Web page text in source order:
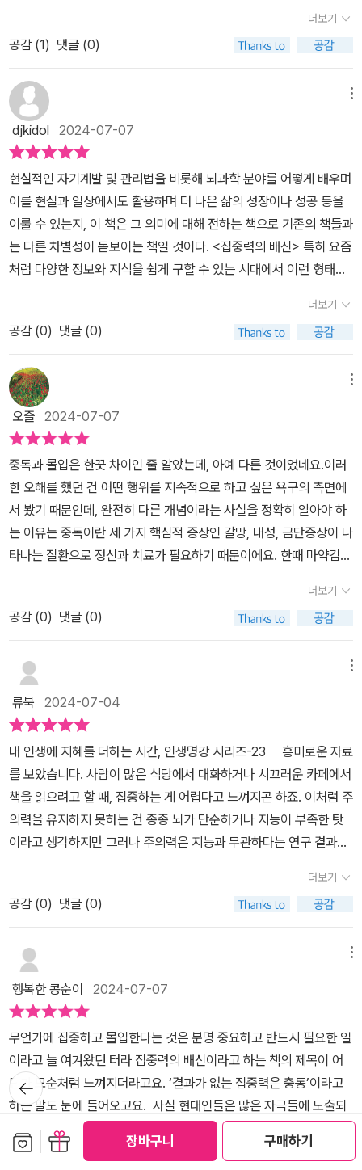
장바구니 구매하기
른 방향으로 가는 것일까? 그렇지 않다. 실패란 다음 단계로 가기 위
해 잠깐 멈추거나 시도를 반복하는 목표 달성 과정의 하나로 봐야 한
다.중독은 여행의 끝을 의미하지만,몰입은 여정의 시작이다.
이해를 돕고 있다.책에서는 이렇듯 집중력을 방해하는 요소로서 앞에
서도 언급했던 중독에 대해 좀더 깊이있게 파고들고 이때 이것이 어
느 정도의 수준에 이르렀을 때 병으로 생각할 수 있는지, 중독과 관련
한 감정적 내지는 정신적인 문제 등도 함께 언급해서 최종적으로 최
상의 몰입 상태를 통한 자기 절제력을 기르는 것은 물론 주체적인 삶
으로 나아가는 방법에 대해 이야기 한다.단순히 집중력에 대한 이야
기를 읽을 수 있는 책이라 생각한 것과는 차원이 다른 접근법의 이야
기라 흥미로웠던 책이였다.- 출판사에서 도서를 제공받아 본인의 주
관적인 견해에 의하여 리뷰를 작성했습니다.
는 '능동적 집중력'에 대해 되짚어 보려고 한다. 과몰입 주치의로 일하
면서 다양한 연구와 임상사례를 경험한 저자가 제시하는 솔루션을 이
해둘 것을 권하고 싶다.스마트폰이 대중화되면서 이런 현상은 점점
더 심해졌고, 소위 '도둑맞은 집중력'이 사회문제로까지 지적되기도
한다. 그렇다면 중독과 몰입은 어떻게 같고, 또 어떻게 다를까? 중독
과 몰입은 공통적으로 어떤 한 가지 행위를 지속적으로 하고 싶은 욕
구를 의미한다. 하지만 중독에는 특정 물질로 사용하고 싶은 강한 욕
구 혹은 의지가 포함되며 사용자가 이 물질에 대한 통제를 어려워한
다는 특징이 있다. 또한 특정 물질을 사용함으로써 유해한 결과가 따
라온다는 사실을 자각함에도 불구하고 끊어내지 못하고 어느 순간부
터는 강한 충동에 휩싸여 지속적으로 사용한다는 점이 몰입과는 구분
단하고 원하는 곳에 자신의 모든 정신을 집중하는 일이다. (p. 18~1
9)저자가 '도둑맞은 집중력'을 읽었는지는 모르겠으나, '도둑맞은 집
중력'이라는 책은 저널리스트인 저자가 본인이 핸드폰과 인터넷에 중
독된것이 아닌가 그래서 집중력을 도둑맞은 것이 아닌가 하는 의구심
을 풀어나가는 과정을 담고 있는 책으로 개인적 문제와 해결책 보다
는 사회시스템적 개선을 촉구하는 결말로 마무리하고 있는 책이다. <
집중력의 배신>의 저자는 아마도 '도둑 맞은 집중력'에서 '집중력'이
라는 그리고 '중독'이라는 단어를 잘못 쓰고 있는 것을(혹은 너무 가볍
게 사용하고 있는 것을) 지적하고 싶었던 것 같다. 하지만 '도둑맞은
집중력'을 쓴 저자는 전문가가 아닌 저널리스트이고 <집중력의 배신
>의 저자는 의사이고 연구자이니 그 개념을 아는 수준은 다를 수밖에
없다. 여하튼, 우리가 평소에 쉽게 사용하는 단어 중 하나인 '중독'이
되었지만, 앞서 말한 것처럼 중독은 대체로 부정적인 의미를 내포하
를 중독이라고 부르지는 않는다. 전통적으로 중독을 진단할 때는 다
(...) 두번째는 내성이다. (...) 마지막 세번째는 금단증상 이다. (p. 21,
22, 23)중독자가 중독적으로 보이는 모습도 굉장히 집중하고 있어
보인다. 하지만 우리는 집중력과 중독을 연결지어 생각하지 않는다.
몰입의 한 가지 특성인 집중력에 대해서는 긍정적으로만 바라보고는
한다. 예를 들어 게임을 오랫동안 하고 있는 아이에게는 게임에 중독
됐다고 말하고 공부를 책읽기를 한참 하고 있는 아이에게는 집중력이
좋다고 말한다. 하지만 이게 맞는 표현일까? 저자는 아니라고 단언한
다.좋아하는 일을 오래 하는 것은 집중력과는 무관하다. 오히려 싫어
하는 것을 지속할 수 있는 능력, 복잡한 것을 해결하기 위해 오랫동안
가 머릿속에 들어왔을 때 빠르게 계산할 수 있는 능력을 집중력이라
고 이야기한다. 요즘 말로는 쉽게 멀티태스킹이라고도 바꿔 말할 수
도 있겠다. (p. 32)게임좋아하는 아이가 게임을 오래 하고 책읽기 좋
아하는 아이가 책읽기를 오래 하는 것은 집중력과는 무관하다는 소리
다. 집중력에 대해서는 이해가 가는데, 멀티태스킹에 대해서는 잘 이
해가 가지 않았다. 동시다발적으로 여러가지 일을 하는 것을 멀티태
스킹이라고 하는 줄 알았는데, 그래서 한가지에 집중하지 못하는 것
을 좋은 말로 멀티태스킹에 능하다로 말하는 줄 알았는데, 집중력이
멀티태스킹이라니... 중독, 집중력, 멀티태스킹 등 이 책을 읽는동안
대 정신과 교수인 저자가 기존의 중독과 몰입이 단지 나쁜것과 좋은
것으로 치부되던 틀에서 벗어나, 두 상태간의 공통점과 차이점을 뇌
과학적으로 밝힌 책이다. 이어서 중독이 아닌 몰입으로 가기 위해 어
떤 노력이나 행동이 필요한지 그 방법을 제시한다.책은 우선 중독과
몰입이란 것이 어떤 것인지, 의학에서 중독이라 판단하기 위한 세가
지 요건과 중독의 폐해 등 중독의 실체에 대해 알아본다. 이어 중독과
몰입의 차이, 온전한 몰입이 되기 위해 필수요소는 능동성과 방향성
이란 두가지 요소가 수반되어야 함을 지적한다. 이어 집중과 관련된
뇌와 호르몬에 대해 살펴보고 우울증과 ADHD 및 애착이나 불안장
애와 같은 장애에 대해 살펴본다. 마지막으로 건강한 몰입을 위해 실
질적으로 도움이 될만한 내용들과 디지털 치료제 등 새로운 시도들에
대해 알아보며 끝을 맺는다.책을 읽고, 몰입과 중독이 충동성이라는
추진력에서 기원하는 것은 동일하지만 컨트롤 가능하냐 하지 않냐에
서 갈린다는 것을 알게 되었는데, 그렇다면 컨트롤을 위한 동인은 무
관하고, 하기 싫은 것을 오래 지속할 수 있는 것이 의학에서 바라보는
집중력이라는 사실은 굉장히 신박했다. 중독의 요소가 굉장히 많은
요즘, 일독해보면 좋을 것 같다.- 본 서평은 출판사로부터 책을 제공
받아 읽고, 주관적으로 작성한 서평입니다.#집중력의배신 #한덕현 #
21세기북스 #집중 #중독 #몰입 #충동성 #방향성 #조절가능 #멀티
태스킹 #자존심 #독립심 #능동
더보기
공감 (1) 댓글 (0)
djkidol 2024-07-07
현실적인 자기계발 및 관리법을 비롯해 뇌과학 분야를 어떻게 배우며
이를 현실과 일상에서도 활용하며 더 나은 삶의 성장이나 성공 등을
이룰 수 있는지, 이 책은 그 의미에 대해 전하는 책으로 기존의 책들과
는 다른 차별성이 돋보이는 책일 것이다. <집중력의 배신> 특히 요즘
처럼 다양한 정보와 지식을 쉽게 구할 수 있는 시대에서 이런 형태의
통해 접하며 새로운 기준과 관점으로 자신의 현실과 삶에 대해 함께
생각해 보는 것도 좋을 것이다.​아무래도 나이가 들수록 해당 영역의
경우 더 어렵게 느껴질 것이며 상대적으로 공부나 일, 업무 등에 있어
서도 더 나은 성과를 내야 하는 입장이라면 책에서 표현되는 의미를
통해 배우며 활용해 보는 것도 괜찮을 것이다. <집중력의 배신> 개인
마다 해당 영역을 이해하는 그리고 활용하는 방식도 다르지만 책에서
는 최대한 효율성과 좋은 결과를 내기 위한 직언을 하고 있다는 점과
어려울 수 있는 뇌과학 분야를 적절히 표현하며 해당 분야를 처음 접
하는 분들도 비교적 쉽게 접하며 배울 수 있는 점도 강조하고 있는 모
습이다. 물론 심리학 분야와 뇌과학, 그리고 자기계발적 요소 등을 함
께 표현하고 있어서 더 어렵게 느껴질 수도 있지만 전반적인 구성이
나 가이드라인을 보더라도 긍정의 의미가 더 강한 책일 것이며 이런
과정에서 어떤 가치에 대해 몰입하며 배우거나 자신만의 루틴이나 좋
은 습관 등으로도 활용해 볼 것인지, 이에 대해 고민해 보는 것도 좋을
입장에서도 제법 중요하게 다가올 것이며 다양한 분야에도 적용, 활
용해 볼 수 있다는 점도 매력적으로 느껴질 것이다.​<집중력의 배신>
자신의 삶에 대한 성찰과 점검의 시간, 잘하고 있는 부분의 경우 강점
화 전략으로의 극대화를 고려해 보는 것도 좋을 것이며 상대적으로
부족하거나 변화가 필요하다고 느낀다면 해당 도서를 통해 접하며 어
떤 형태로 생각, 판단해 나가야 하는지, 이를 비교, 평가해 보는 것도
좋을 것이다. 새로운 형태의 자기계발 및 두뇌계발 관련 조언서로 볼
수 있는 이 책을 통해 자신의 삶에 대해서도 함께 생각해 볼 것을 권하
더보기
공감 (0) 댓글 (0)
오즐 2024-07-07
중독과 몰입은 한끗 차이인 줄 알았는데, 아예 다른 것이었네요.이러
한 오해를 했던 건 어떤 행위를 지속적으로 하고 싶은 욕구의 측면에
서 봤기 때문인데, 완전히 다른 개념이라는 사실을 정확히 알아야 하
는 이유는 중독이란 세 가지 핵심적 증상인 갈망, 내성, 금단증상이 나
타나는 질환으로 정신과 치료가 필요하기 때문이에요. 한때 마약김
련된 용어 사용이 전면 금지되었고 이를 어기면 법적 제재를 받게 돼
요. 과거에는 음식 메뉴에 마약이라는 표현을 써도 당연히 마약이 들
어간 게 아니고 그만큼 중독적인 맛이라는 비유였다면 지금은 달라졌
기 때문이에요. 대한민국은 높은 마약 사범 증가율로 인해 지난 2016
해 마약 유통 경로가 확대되어 마약 사범 평균 연령은 크게 낮아지고
그 수는 급증하고 있다고 하니 심각하다고 볼 수 있어요. 그래서 중독
이란 표현을 쉽게 사용해선 안 되는 거예요. 일상에서 누구나 쓸 수 있
는 단어지만 이 책을 읽고 난다면 중독은 끊어내야 할 덫이고 몰입은
최적의 두뇌 집중력을 높이는 성장 엔진이라는 사실을 확인할 수 있
어요. 중요한 건 자신의 뇌에 대해 제대로 정확히 알고 있어야 충동성
을 몰입으로 바꾸어 주체적이고 능동적인 삶을 살 수 있다는 거예요.
《집중력의 배신》은 현재 중앙대학교병원 게임과몰입상담치료센터에
서 팀장을 맡고 있는 한덕현 정신의학 박사님의 책이에요. 인생명강
과학 연구와 심리 이론, 임상을 토대로 중독이 왜 위험한지, 중독의 마
지노선을 무너뜨리는 공존 질환에 대해 살펴보고 치료의 중요성을 거
듭 강조하고 있어요. 공존 질환 관리는 몰입을 중독으로 가게 만드는
결정적인 병적 상황이라서 이를 제대로 아는 것이 가장 빠르게 중독
에서 벗어나는 지름길이라고 하네요. 무엇보다도 OTT 시대에 숏츠
를 즐겨보는 청소년들에게 필요한 건 올바르고 건전하게 사용하는 방
법을 배우는 일이라는 거예요. 숏츠의 무한 시청의 문제점은 남이 만
든 짧은 재미를 수동적 자세로 받아들여서 정작 자신이 능동적으로
만드는 창작물에서는 재미를 느끼지 못하게 되므로 무의미한 소비 상
태, 중독에 빠진다는 거예요. 숏츠든 게임이든 콘텐츠를 대할 때 가장
더보기
공감 (0) 댓글 (0)
류북 2024-07-04
내 인생에 지혜를 더하는 시간, 인생명강 시리즈-23 흥미로운 자료
를 보았습니다. 사람이 많은 식당에서 대화하거나 시끄러운 카페에서
책을 읽으려고 할 때, 집중하는 게 어렵다고 느껴지곤 하죠. 이처럼 주
의력을 유지하지 못하는 건 종종 뇌가 단순하거나 지능이 부족한 탓
이라고 생각하지만 그러나 주의력은 지능과 무관하다는 연구 결과가
지능이 떨어져서가 아니라 자극에 반응하고 방식이 복잡해지기 때문
이라고 합니다.<집중력의 배신>을 읽으니 뇌과학의 놀라운 발견을
다시 하게 되었습니다. 집중력의 배신 원치 않는 집중을 끊어내는 몰
입 혁명 내 인생에 지혜를 더하는 시간, ‘인생명강’ 시리즈를 읽고
수집하는 독자입니다. 이번책은 <집중력의 배신>으로 뇌과학 연구와
심리 이론과 임상을 토대로 주체적 삶을 만드는 ‘능동력 집중력’에 관
한 이야기입니다. 15초 집중력을 권하는 사회, 문제는 방향성에 있다
고 합니다. 정신건강의학과 한덕현 전문가에게 들어보는 이야기 기대
가 됩니다. 바쁘게 돌아가는 일상 속에 집중력이 필요한 시대에 살고
있습니다. 집중력이 높은 사람은 첫째 줄을 읽으면서 핵심 단어와 상
황을 추출해 기억하고 두번 째 줄을 읽으면 첫 번째 줄에서 추출한 요
소를 합쳐서 내용을 파악하고 다시 세번째 줄을 읽으면서 살을 붙이
는 식으로 스토리와 내용을 유기적으로 이해합니다. 이것을 멀티 태
더보기
공감 (0) 댓글 (0)
행복한 콩순이 2024-07-07
무언가에 집중하고 몰입한다는 것은 분명 중요하고 반드시 필요한 일
이라고 늘 여겨왔던 터라 집중력의 배신이라고 하는 책의 제목이 어
딘가 모순처럼 느껴지더라고요. ‘결과가 없는 집중력은 충동’이라고
하는 말도 눈에 들어오고요. 사실 현대인들은 많은 자극들에 노출되
어 있다보니 사실 더 고자극을 원하는 것은 분명한 것 같습니다. 책 속
에서도 도파민 이야기가 나오지만 좀 더 강한 자극을 원하게 되는 일
더보기
뒤로가
기